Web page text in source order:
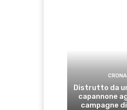
Distrutto da
capannone
campagne